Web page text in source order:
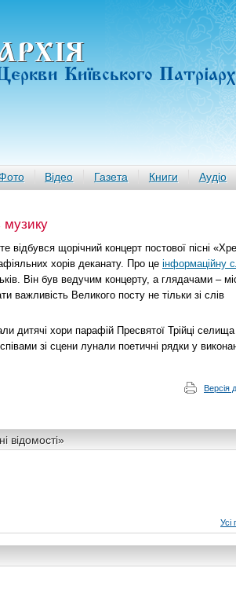
Київського
Відео Газета Книги Аудіо
музику
відбувся щорічний концерт постової пісні
хорів деканату. Про це інформаційну
Він був ведучим концерту, а глядачами –
важливість Великого посту не тільки зі слів
дитячі хори парафій Пресвятої Трійці селища
зі сцени лунали поетичні рядки у
Версія
відомості»
Усі